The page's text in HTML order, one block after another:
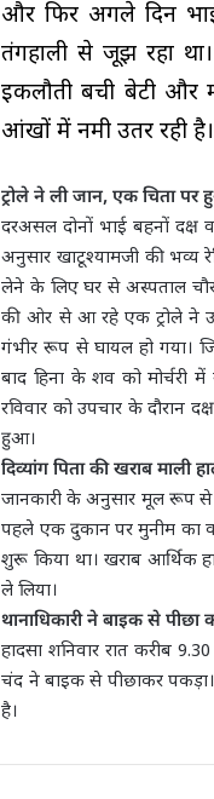
और फिर अगले दिन
तंगहाली से जूझ रहा
इकलौती बची बेटी और
आंखों में नमी उतर रही है।
ट्रोले ने ली जान, एक चिता
दरअसल दोनों भाई बहनों दक्ष
अनुसार खाटूश्यामजी की भव्य
लेने के लिए घर से अस्पताल
की ओर से आ रहे एक ट्रोले ने
गंभीर रूप से घायल हो गया।
बाद हिना के शव को मोर्चरी
रविवार को उपचार के दौरान
हुआ।
दिव्यांग पिता की खराब माली
जानकारी के अनुसार मूल रूप से
पहले एक दुकान पर मुनीम का
शुरू किया था। खराब आर्थिक
ले लिया।
थानाधिकारी ने बाइक से पीछा
हादसा शनिवार रात करीब
चंद ने बाइक से पीछाकर
है।